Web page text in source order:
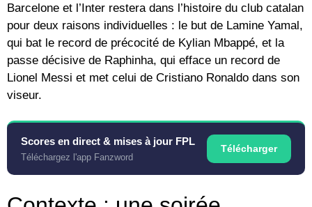
Barcelone et l’Inter restera dans l’histoire du club catalan
pour deux raisons individuelles : le but de Lamine Yamal,
qui bat le record de précocité de Kylian Mbappé, et la
passe décisive de Raphinha, qui efface un record de
Lionel Messi et met celui de Cristiano Ronaldo dans son
viseur.
Scores en direct & mises à jour FPL
Téléchargez l'app Fanzword
Télécharger